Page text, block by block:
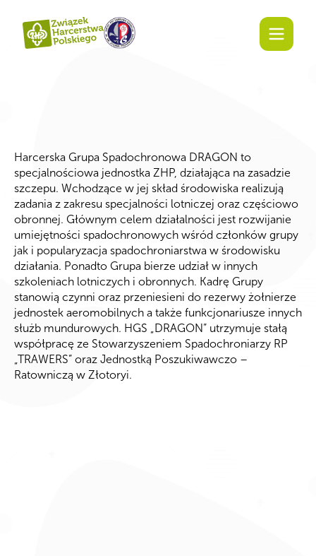
Harcerska Grupa Spadochronowa DRAGON to
specjalnościowa jednostka ZHP, działająca na zasadzie
szczepu. Wchodzące w jej skład środowiska realizują
zadania z zakresu specjalności lotniczej oraz częściowo
obronnej. Głównym celem działalności jest rozwijanie
umiejętności spadochronowych wśród członków grupy
jak i popularyzacja spadochroniarstwa w środowisku
działania. Ponadto Grupa bierze udział w innych
szkoleniach lotniczych i obronnych. Kadrę Grupy
stanowią czynni oraz przeniesieni do rezerwy żołnierze
jednostek aeromobilnych a także funkcjonariusze innych
służb mundurowych. HGS „DRAGON” utrzymuje stałą
współpracę ze Stowarzyszeniem Spadochroniarzy RP
„TRAWERS” oraz Jednostką Poszukiwawczo –
Ratowniczą w Złotoryi.